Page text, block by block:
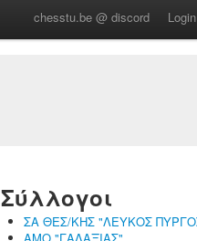
chesstu.be @ discord Login
Σύλλογοι
ΣΑ ΘΕΣ/ΚΗΣ "ΛΕΥΚΟΣ